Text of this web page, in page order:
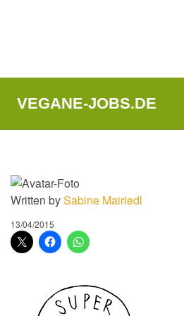
VEGANE-JOBS.DE
Written bySabine Mairiedl
13/04/2015